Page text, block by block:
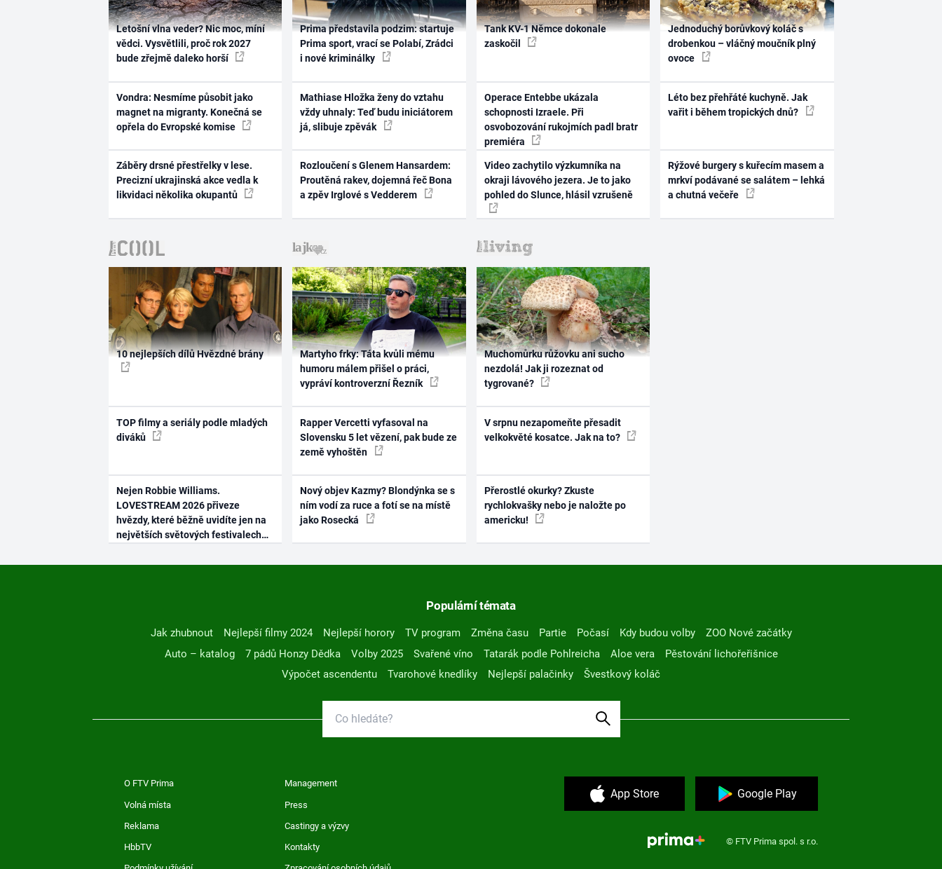
Letošní vlna veder? Nic moc, míní
vědci. Vysvětlili, proč rok 2027
bude zřejmě daleko horší
Vondra: Nesmíme působit jako
magnet na migranty. Konečná se
opřela do Evropské komise
Záběry drsné přestřelky v lese.
Precizní ukrajinská akce vedla k
likvidaci několika okupantů
Prima představila podzim: startuje
Prima sport, vrací se Polabí, Zrádci
i nové kriminálky
Mathiase Hložka ženy do vztahu
vždy uhnaly: Teď budu iniciátorem
já, slibuje zpěvák
Rozloučení s Glenem Hansardem:
Proutěná rakev, dojemná řeč Bona
a zpěv Irglové s Vedderem
Tank KV-1 Němce dokonale
zaskočil
Operace Entebbe ukázala
schopnosti Izraele. Při
osvobozování rukojmích padl bratr
premiéra
Video zachytilo výzkumníka na
okraji lávového jezera. Je to jako
pohled do Slunce, hlásil vzrušeně
Jednoduchý borůvkový koláč s
drobenkou – vláčný moučník plný
ovoce
Léto bez přehřáté kuchyně. Jak
vařit i během tropických dnů?
Rýžové burgery s kuřecím masem a
mrkví podávané se salátem – lehká
a chutná večeře
10 nejlepších dílů Hvězdné brány
TOP filmy a seriály podle mladých
diváků
Nejen Robbie Williams.
LOVESTREAM 2026 přiveze
hvězdy, které běžně uvidíte jen na
největších světových festivalech
Martyho frky: Táta kvůli mému
humoru málem přišel o práci,
vypráví kontroverzní Řezník
Rapper Vercetti vyfasoval na
Slovensku 5 let vězení, pak bude ze
země vyhoštěn
Nový objev Kazmy? Blondýnka se s
ním vodí za ruce a fotí se na místě
jako Rosecká
Muchomůrku růžovku ani sucho
nezdolá! Jak ji rozeznat od
tygrované?
V srpnu nezapomeňte přesadit
velkokvěté kosatce. Jak na to?
Přerostlé okurky? Zkuste
rychlokvašky nebo je naložte po
americku!
Populární témata
Jak zhubnout Nejlepší filmy 2024 Nejlepší horory TV program Změna času Partie Počasí Kdy budou volby
ZOO Nové začátky
Auto – katalog
7 pádů Honzy Dědka Volby 2025 Svařené víno Tatarák podle Pohlreicha Aloe vera
Pěstování lichořeřišnice
Výpočet ascendentu
Tvarohové knedlíky Nejlepší palačinky Švestkový koláč
O FTV Prima Management
Volná místa Press
Reklama Castingy a výzvy
HbbTV Kontakty
App Store Google Play
© FTV Prima spol. s r.o.